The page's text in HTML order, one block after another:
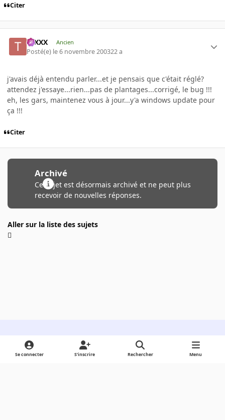
Citer
tuXXX Ancien
Posté(e) le 6 novembre 200322 a
j'avais déjà entendu parler...et je pensais que c'était réglé?
attendez j'essaye...rien...pas de plantages...corrigé, le bug !!!
eh, les gars, maintenez vous à jour...y'a windows update pour
ça !!!
Citer
Archivé
Ce sujet est désormais archivé et ne peut plus
recevoir de nouvelles réponses.
Aller sur la liste des sujets
Light ModeDark ModeSystem Preference
Se connecter S’inscrire Rechercher Menu